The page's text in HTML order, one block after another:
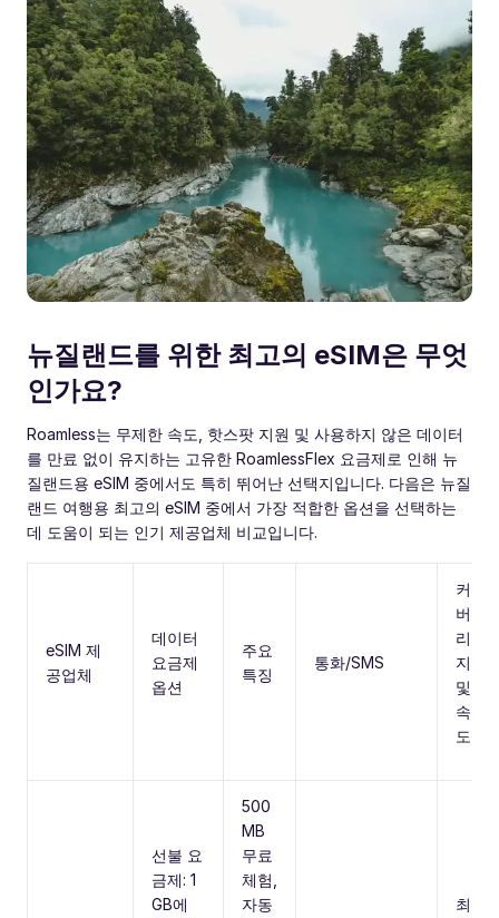
뉴질랜드를 위한 최고의 eSIM은 무엇
인가요?
Roamless는 무제한 속도, 핫스팟 지원 및 사용하지 않은 데이터
를 만료 없이 유지하는 고유한 RoamlessFlex 요금제로 인해 뉴
질랜드용 eSIM 중에서도 특히 뛰어난 선택지입니다. 다음은 뉴질
랜드 여행용 최고의 eSIM 중에서 가장 적합한 옵션을 선택하는
데 도움이 되는 인기 제공업체 비교입니다.
eSIM 제
공업체
데이터
요금제
옵션
주요
특징
통화/SMS
커
버
리
지
및
속
도
선불 요
금제: 1
GB에
500
MB
무료
체험,
자동
최